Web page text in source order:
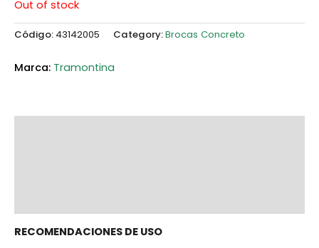
Out of stock
Código:43142005 Category:Brocas Concreto
Tramontina
RECOMENDACIONES DE USO